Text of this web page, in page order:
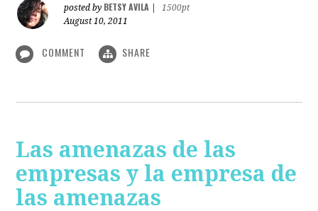
posted by BETSY AVILA
1500pt
August 10, 2011
COMMENT SHARE
Las amenazas de las
empresas y la empresa de
las amenazas